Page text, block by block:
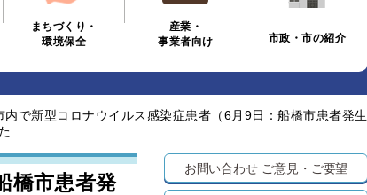
まちづくり・
環境保全
産業・
事業者向け
市政・市の紹介
内で新型コロナウイルス感染症患者（6月9日：船橋市患者発生
橋市患者発
お問い合わせ ご意見・ご要望